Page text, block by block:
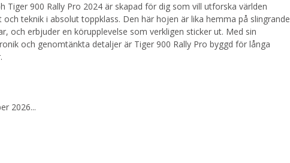
Tiger 900 Rally Pro 2024 är skapad för dig som vill utforska världen
teknik i absolut toppklass. Den här hojen är lika hemma på slingrande
och erbjuder en körupplevelse som verkligen sticker ut. Med sin
och genomtänkta detaljer är Tiger 900 Rally Pro byggd för långa
2026...